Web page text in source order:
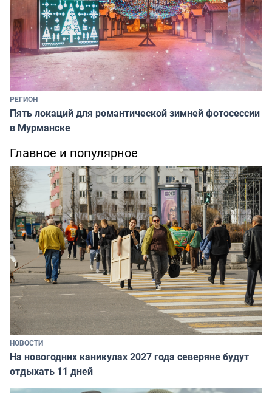
РЕГИОН
Пять локаций для романтической зимней фотосессии
в Мурманске
Главное и популярное
НОВОСТИ
На новогодних каникулах 2027 года северяне будут
отдыхать 11 дней